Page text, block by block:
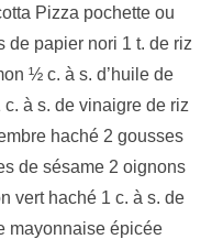
Pizza pochette ou
de papier nori 1 t. de riz
½ c. à s. d’huile de
à s. de vinaigre de riz
haché 2 gousses
de sésame 2 oignons
vert haché 1 c. à s. de
mayonnaise épicée